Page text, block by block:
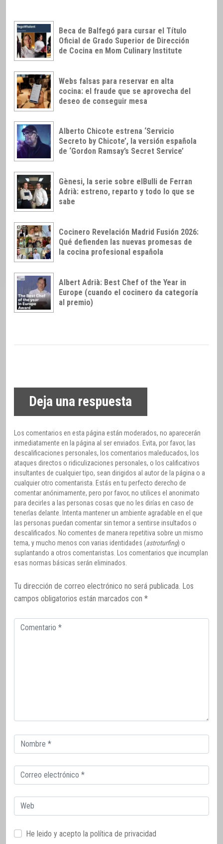
Beca de Balfegó para cursar el Título
Oficial de Grado Superior de Dirección
de Cocina en Mom Culinary Institute
Webs falsas para reservar en alta
cocina: el fraude que se aprovecha del
deseo de conseguir mesa
Alberto Chicote estrena ‘Servicio
Secreto by Chicote’, la versión española
de ‘Gordon Ramsay’s Secret Service’
Gènesi, la serie sobre elBulli de Ferran
Adrià: estreno, reparto y todo lo que se
sabe
Cocinero Revelación Madrid Fusión 2026:
Qué defienden las nuevas promesas de
la cocina profesional española
Albert Adrià: Best Chef of the Year in
Europe (cuando el cocinero da categoría
al premio)
Deja una respuesta
Los comentarios en esta página están moderados, no aparecerán
inmediatamente en la página al ser enviados. Evita, por favor, las
descalificaciones personales, los comentarios maleducados, los
ataques directos o ridiculizaciones personales, o los calificativos
insultantes de cualquier tipo, sean dirigidos al autor de la página o a
cualquier otro comentarista. Estás en tu perfecto derecho de
comentar anónimamente, pero por favor, no utilices el anonimato
para decirles a las personas cosas que no les dirías en caso de
tenerlas delante. Intenta mantener un ambiente agradable en el que
las personas puedan comentar sin temor a sentirse insultados o
descalificados. No comentes de manera repetitiva sobre un mismo
tema, y mucho menos con varias identidades (astroturfing) o
suplantando a otros comentaristas. Los comentarios que incumplan
esas normas básicas serán eliminados.
Tu dirección de correo electrónico no será publicada. Los
campos obligatorios están marcados con *
Comentario
Correo
electrónico
Correo
electrónico
Web
He leido y acepto la política de privacidad